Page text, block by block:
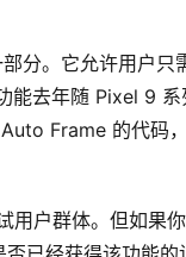
分。它允许用户只
能去年随 Pixel 9
Frame 的代码
用户群体。但如果